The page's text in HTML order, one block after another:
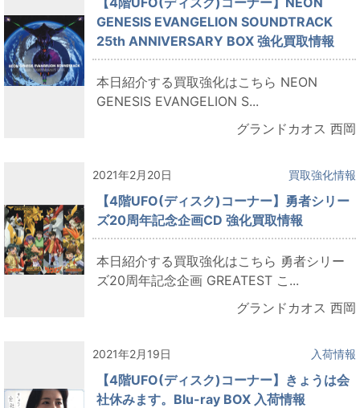
GENESIS EVANGELION SOUNDTRACK
25th ANNIVERSARY BOX 強化買取情報
本日紹介する買取強化はこちら NEON
GENESIS EVANGELION S...
グランドカオス 西岡
2021年2月20日 買取強化情報
【4階UFO(ディスク)コーナー】勇者シリー
ズ20周年記念企画CD 強化買取情報
本日紹介する買取強化はこちら 勇者シリー
ズ20周年記念企画 GREATEST こ...
グランドカオス 西岡
2021年2月19日 入荷情報
【4階UFO(ディスク)コーナー】きょうは会
社休みます。Blu-ray BOX 入荷情報